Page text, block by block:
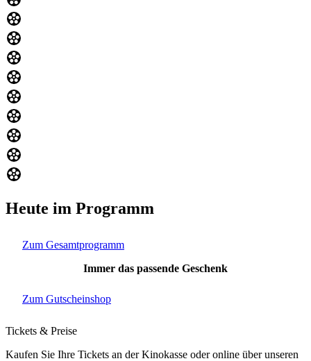
Heute im Programm
Zum Gesamtprogramm
Immer das passende Geschenk
Zum Gutscheinshop
Tickets & Preise
Kaufen Sie Ihre Tickets an der Kinokasse oder online über unseren